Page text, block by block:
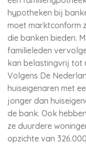
hypotheken bij
moet marktconform
die banken bieden.
familieleden
kan belastingvrij tot
Volgens De
huiseigenaren met
jonger dan
de bank. Ook
ze duurdere
opzichte van